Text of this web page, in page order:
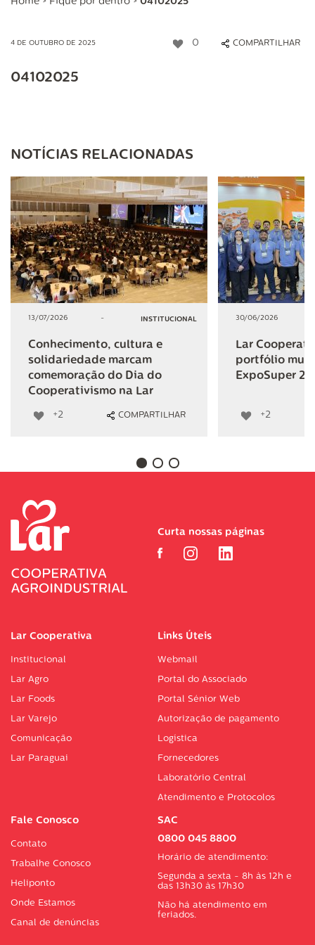
4 DE OUTUBRO DE 2025 0 COMPARTILHAR
04102025
NOTÍCIAS RELACIONADAS
13/07/2026 - INSTITUCIONAL
Conhecimento, cultura e
solidariedade marcam
comemoração do Dia do
Cooperativismo na Lar
+2 COMPARTILHAR
30/06/2026
Lar
portfólio
ExpoSuper
+2
Lar Cooperativa
Institucional
Lar Agro
Lar Foods
Lar Varejo
Comunicação
Lar Paraguai
Links Úteis
Webmail
Portal do Associado
Portal Sénior Web
Autorização de pagamento
Logística
Fornecedores
Laboratório Central
Atendimento e Protocolos
Fale Conosco
Contato
Trabalhe Conosco
Heliponto
Onde Estamos
Canal de denúncias
SAC
0800 045 8800
Horário de atendimento:
Segunda a sexta - 8h às 12h e
das 13h30 às 17h30
Não há atendimento em
feriados.
Curta nossas páginas